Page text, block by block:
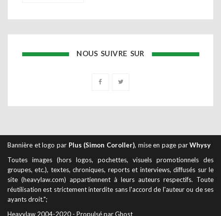
NOUS SUIVRE SUR
Bannière et logo par Plus (Simon Coroller), mise en page parWhysy
Toutes images (hors logos, pochettes, visuels promotionnels des
groupes, etc.), textes, chroniques, reports et interviews, diffusés sur le
site (heavylaw.com) appartiennent à leurs auteurs respectifs. Toute
réutilisation est strictement interdite sans l'accord de l'auteur ou de ses
ayants droit.";
Heavylaw 2004-2020 - Propulsé par Ghost